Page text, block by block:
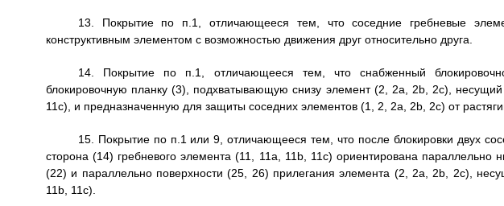
13. Покрытие по п.1, отличающееся тем, что соседние гребневые
конструктивным элементом с возможностью движения друг относительно друга.
14. Покрытие по п.1, отличающееся тем, что снабженный
блокировочную планку (3), подхватывающую снизу элемент (2, 2a, 2b, 2c),
11c), и предназначенную для защиты соседних элементов (1, 2, 2a, 2b, 2c) от
15. Покрытие по п.1 или 9, отличающееся тем, что после блокировки двух
сторона (14) гребневого элемента (11, 11a, 11b, 11c) ориентирована параллельно
(22) и параллельно поверхности (25, 26) прилегания элемента (2, 2a, 2b, 2c),
11b, 11c).